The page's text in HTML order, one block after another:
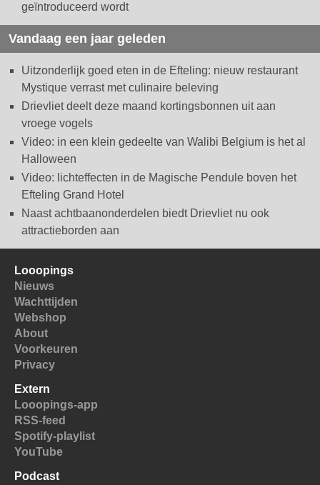
geïntroduceerd wordt
Vandaag een jaar geleden
Uitzonderlijk goed eten in de Efteling: nieuw restaurant
Mystique verrast met culinaire beleving
Drievliet deelt deze maand kortingsbonnen uit aan
vroege vogels
Video: in een klein gedeelte van Walibi Belgium is het al
Halloween
Video: lichteffecten in de Magische Pendule boven het
Efteling Grand Hotel
Naast achtbaanonderdelen biedt Drievliet nu ook
attractieborden aan
Looopings
Nieuws
Wachttijden
Webshop
About
Voorkeuren
Privacy
Extern
Looopings-app
RSS-feed
Spotify-playlist
YouTube
Podcast